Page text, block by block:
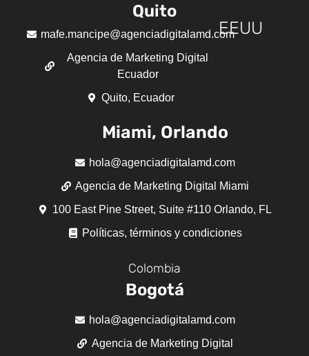
Quito
mafe.mancipe@agenciadigitalamd.com
Agencia de Marketing Digital
Ecuador
Quito, Ecuador
EEUU
Miami, Orlando
hola@agenciadigitalamd.com
Agencia de Marketing Digital Miami
100 East Pine Street, Suite #110 Orlando, FL
Políticas, términos y condiciones
Colombia
Bogotá
hola@agenciadigitalamd.com
Agencia de Marketing Digital